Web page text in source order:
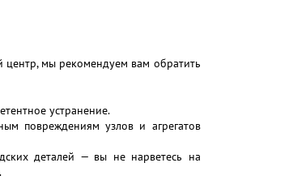
центр, мы рекомендуем вам обратить
устранение.
повреждениям узлов и агрегатов
деталей — вы не нарветесь на